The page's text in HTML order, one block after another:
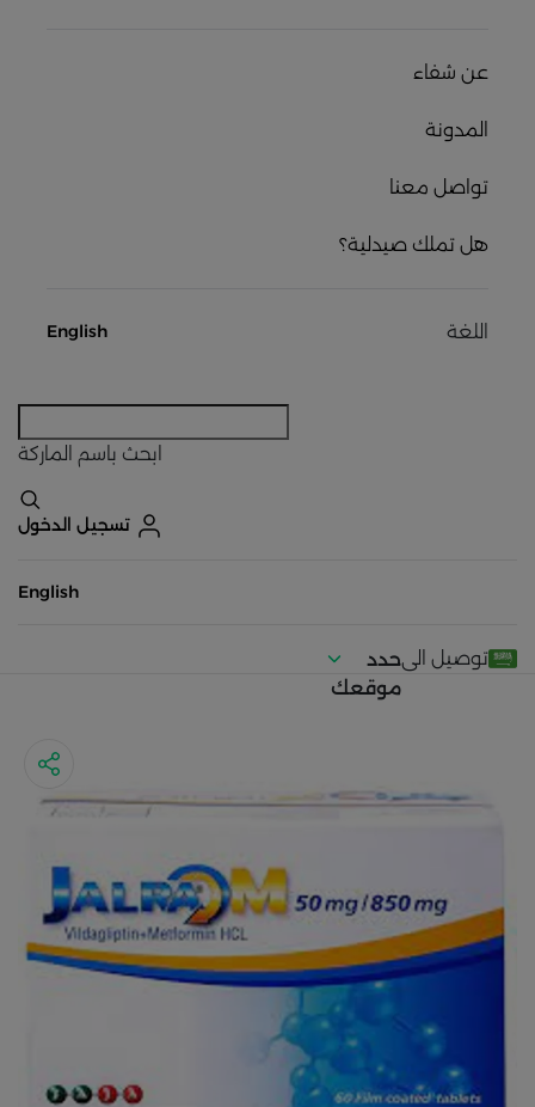
عن شفاء
المدونة
تواصل معنا
هل تملك صيدلية؟
اللغة English
ابحث باسم الماركة
تسجيل الدخول
English
توصيل الىحدد
موقعك